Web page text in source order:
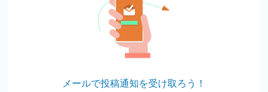
メールで投稿通知を受け取ろう！